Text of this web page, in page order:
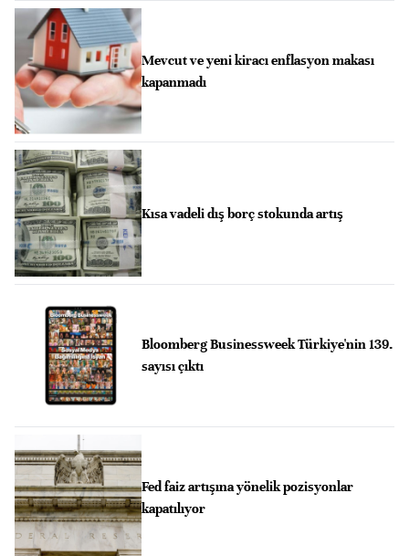
Mevcut ve yeni kiracı enflasyon makası
kapanmadı
Kısa vadeli dış borç stokunda artış
Bloomberg Businessweek Türkiye'nin 139.
sayısı çıktı
Fed faiz artışına yönelik pozisyonlar
kapatılıyor